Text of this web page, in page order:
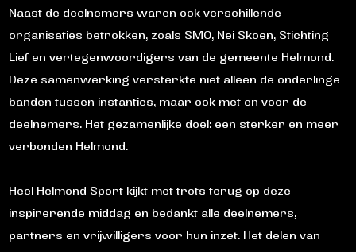
Naast de deelnemers waren ook verschillende
organisaties betrokken, zoals SMO, Nei Skoen, Stichting
Lief en vertegenwoordigers van de gemeente Helmond.
Deze samenwerking versterkte niet alleen de onderlinge
banden tussen instanties, maar ook met en voor de
deelnemers. Het gezamenlijke doel: een sterker en meer
verbonden Helmond.
Heel Helmond Sport kijkt met trots terug op deze
inspirerende middag en bedankt alle deelnemers,
partners en vrijwilligers voor hun inzet. Het delen van